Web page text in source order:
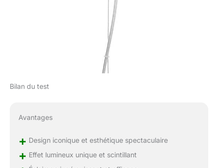
Bilan du test
Avantages
+ Design iconique et esthétique spectaculaire
+ Effet lumineux unique et scintillant